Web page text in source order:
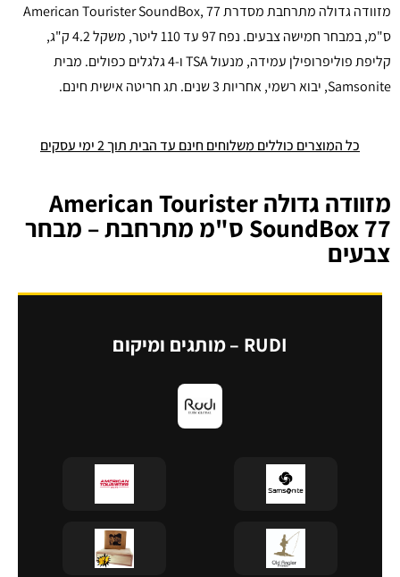
מזוודה גדולה מתרחבת מסדרת American Tourister SoundBox, 77
ס"מ, במבחר חמישה צבעים. נפח 97 עד 110 ליטר, משקל 4.2 ק"ג,
קליפת פוליפרופילן עמידה, מנעול TSA ו-4 גלגלים כפולים. מבית
Samsonite, יבוא רשמי, אחריות 3 שנים. תג חריטה אישית חינם.
כל המוצרים כוללים משלוחים חינם עד הבית תוך 2 ימי עסקים
מזוודה גדולה American Tourister
SoundBox 77 ס"מ מתרחבת – מבחר
צבעים
RUDI – מותגים ומיקום